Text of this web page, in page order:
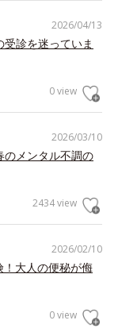
2026/04/13
診を迷っていま
0 view
2026/03/10
メンタル不調の
2434 view
2026/02/10
！大人の便秘が侮
0 view